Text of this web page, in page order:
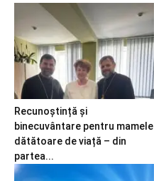
Recunoștință și
binecuvântare pentru mamele
dătătoare de viață – din
partea...